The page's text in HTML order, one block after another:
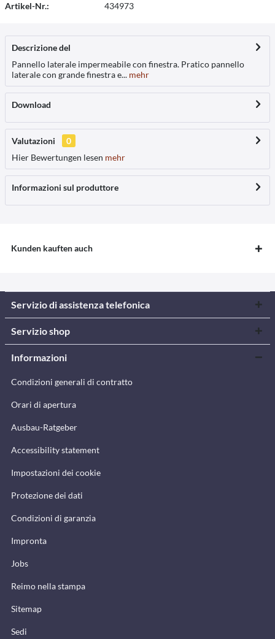
Artikel-Nr.: 434973
Descrizione del
Pannello laterale impermeabile con finestra. Pratico pannello
laterale con grande finestra e... mehr
Download
Valutazioni
0
Hier Bewertungen lesen mehr
Informazioni sul produttore
Kunden kauften auch
Servizio di assistenza telefonica
Servizio shop
Informazioni
Condizioni generali di contratto
Orari di apertura
Ausbau-Ratgeber
Accessibility statement
Impostazioni dei cookie
Protezione dei dati
Condizioni di garanzia
Impronta
Jobs
Reimo nella stampa
Sitemap
Sedi